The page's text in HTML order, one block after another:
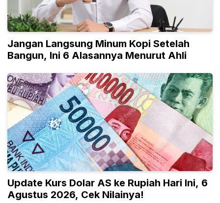
Jangan Langsung Minum Kopi Setelah
Bangun, Ini 6 Alasannya Menurut Ahli
Update Kurs Dolar AS ke Rupiah Hari Ini, 6
Agustus 2026, Cek Nilainya!